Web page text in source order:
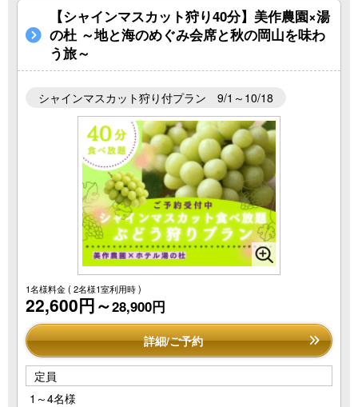
【シャインマスカット狩り40分】美作農園×湯
の杜 ～地と海のめぐみ会席と秋の岡山を味わ
う旅～
シャインマスカット狩り付プラン 9/1～10/18
1名様料金( 2名様1室利用時 )
22,600円～28,900円
詳細/ご予約
定員
1～4名様